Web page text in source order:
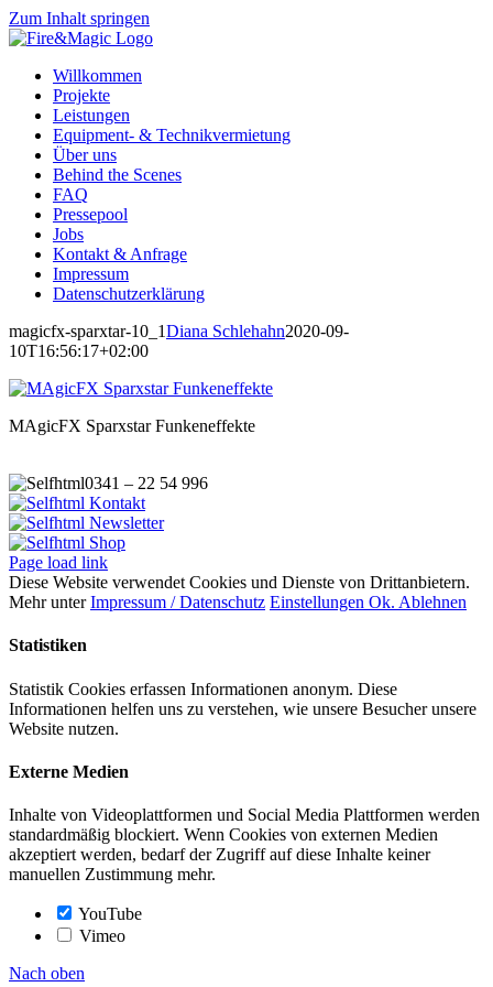
Zum Inhalt springen
Willkommen
Projekte
Leistungen
Equipment- & Technikvermietung
Über uns
Behind the Scenes
FAQ
Pressepool
Jobs
Kontakt & Anfrage
Impressum
Datenschutzerklärung
magicfx-sparxtar-10_1Diana Schlehahn2020-09-
10T16:56:17+02:00
MAgicFX Sparxstar Funkeneffekte
0341 – 22 54 996
Kontakt
Newsletter
Shop
Page load link
Diese Website verwendet Cookies und Dienste von Drittanbietern.
Mehr unterImpressum / Datenschutz Einstellungen Ok. Ablehnen
Statistiken
Statistik Cookies erfassen Informationen anonym. Diese
Informationen helfen uns zu verstehen, wie unsere Besucher unsere
Website nutzen.
Externe Medien
Inhalte von Videoplattformen und Social Media Plattformen werden
standardmäßig blockiert. Wenn Cookies von externen Medien
akzeptiert werden, bedarf der Zugriff auf diese Inhalte keiner
manuellen Zustimmung mehr.
YouTube
Vimeo
Nach oben